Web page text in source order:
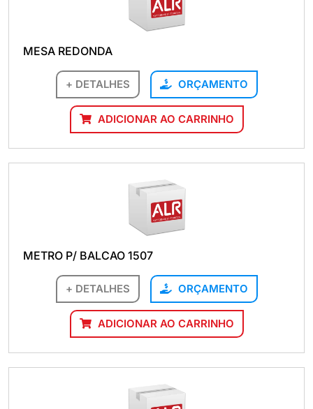
MESA REDONDA
+ DETALHES ORÇAMENTO
ADICIONAR AO CARRINHO
METRO P/ BALCAO 1507
+ DETALHES ORÇAMENTO
ADICIONAR AO CARRINHO